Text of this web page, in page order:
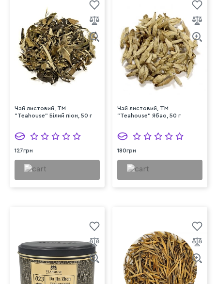
Чай листовий, ТМ
"Teahouse" Білий піон, 50 г
127грн
Чай листовий, ТМ
"Teahouse" Ябао, 50 г
180грн